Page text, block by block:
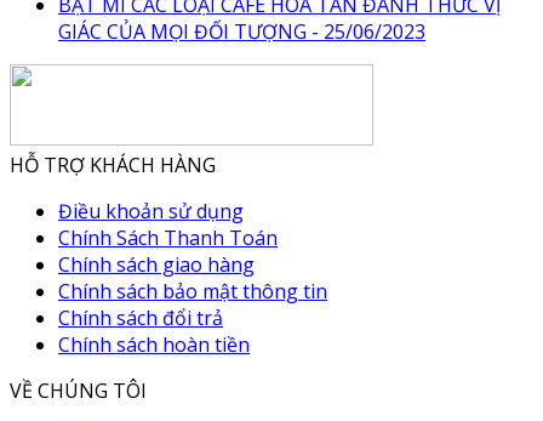
GIÁC CỦA MỌI ĐỐI TƯỢNG - 25/06/2023
HỖ TRỢ KHÁCH HÀNG
Điều khoản sử dụng
Chính Sách Thanh Toán
Chính sách giao hàng
Chính sách bảo mật thông tin
Chính sách đổi trả
Chính sách hoàn tiền
VỀ CHÚNG TÔI